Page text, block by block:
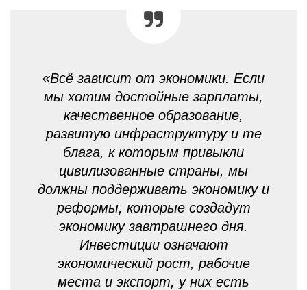
«Всё зависит от экономики. Если
мы хотим достойные зарплаты,
качественное образование,
развитую инфраструктуру и те
блага, к которым привыкли
цивилизованные страны, мы
должны поддерживать экономику и
реформы, которые создадут
экономику завтрашнего дня.
Инвестиции означают
экономический рост, рабочие
места и экспорт, у них есть